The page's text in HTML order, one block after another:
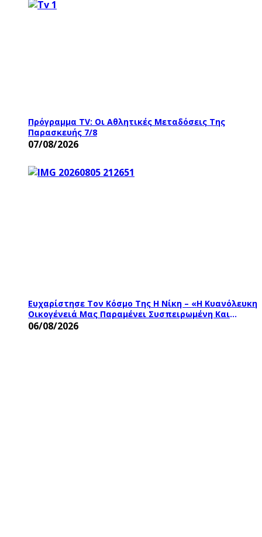
Πρόγραμμα TV: Οι Αθλητικές Μεταδόσεις Της
Παρασκευής 7/8
07/08/2026
Ευχαρίστησε Τον Κόσμο Της Η Νίκη – «Η Κυανόλευκη
Οικογένειά Μας Παραμένει Συσπειρωμένη Και
Δυνατή»
06/08/2026